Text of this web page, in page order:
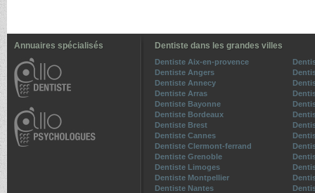
Annuaires spécialisés Dentiste dans les grandes villes
Dentiste Aix-en-provence
Dentiste Angers
Dentiste Annecy
Dentiste Arras
Dentiste Bayonne
Dentiste Bordeaux
Dentiste Brest
Dentiste Cannes
Dentiste Clermont-ferrand
Dentiste Grenoble
Dentiste Limoges
Dentiste Montpellier
Dentiste Nantes